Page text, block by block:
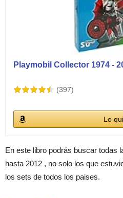
Playmobil Collector 1974 -
(397)
Lo
En este libro podrás buscar todas
hasta 2012 , no solo los que
los sets de todos los paises.